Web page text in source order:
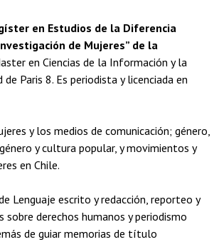
en Estudios de la Diferencia
de Mujeres” de la
en Ciencias de la Información y la
Paris 8. Es periodista y licenciada en
y los medios de comunicación; género,
y cultura popular, y movimientos y
en Chile.
Lenguaje escrito y redacción, reporteo y
derechos humanos y periodismo
de guiar memorias de título